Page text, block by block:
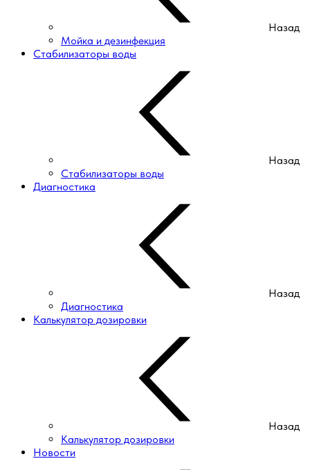
Назад
Мойка и дезинфекция
Стабилизаторы воды
Назад
Стабилизаторы воды
Диагностика
Назад
Диагностика
Калькулятор дозировки
Назад
Калькулятор дозировки
Новости